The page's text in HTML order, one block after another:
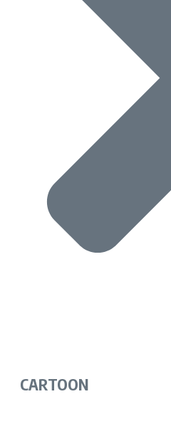
CARTOON